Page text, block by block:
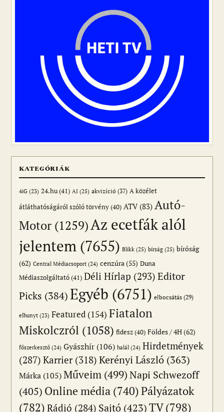
KATEGÓRIÁK
4iG (23) 24.hu(41) AI (25) akvizíció (37) A közélet
átláthatóságáról szóló törvény(40) ATV(83) Autó-
Motor (1259)Az ecetfák alól
jelentem (7655) Blikk (25) bírság (25) bíróság
(62) Central Médiacsoport (24) cenzúra(55) Duna
Médiaszolgáltató(41) Déli Hírlap (293) Editor
Picks (384)Egyéb (6751) elbocsátás (29)
elhunyt (23) Featured (154) Fiatalon
Miskolczról (1058) fidesz(40) Földes / 4H(62)
főszerkesztő (24) Gyászhír (106) halál (24) Hirdetmények
(287) Karrier(318) Kerényi László (363)
Márka (105) Műveim (499)Napi Schwezoff
(405) Online média (740)Pályázatok
(782) Rádió (284) Sajtó (423)TV(798)